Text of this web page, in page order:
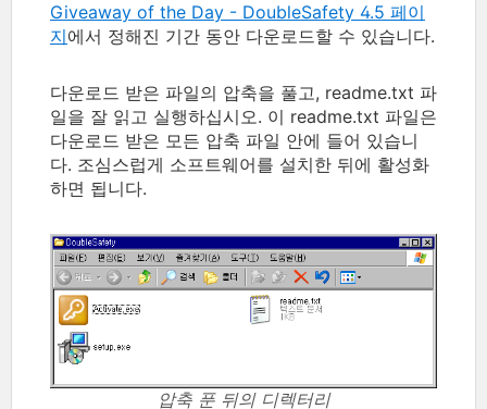
Giveaway of the Day - DoubleSafety 4.5 페이
지에서 정해진 기간 동안 다운로드할 수 있습니다.
다운로드 받은 파일의 압축을 풀고, readme.txt 파
일을 잘 읽고 실행하십시오. 이 readme.txt 파일은
다운로드 받은 모든 압축 파일 안에 들어 있습니
다. 조심스럽게 소프트웨어를 설치한 뒤에 활성화
하면 됩니다.
압축 푼 뒤의 디렉터리